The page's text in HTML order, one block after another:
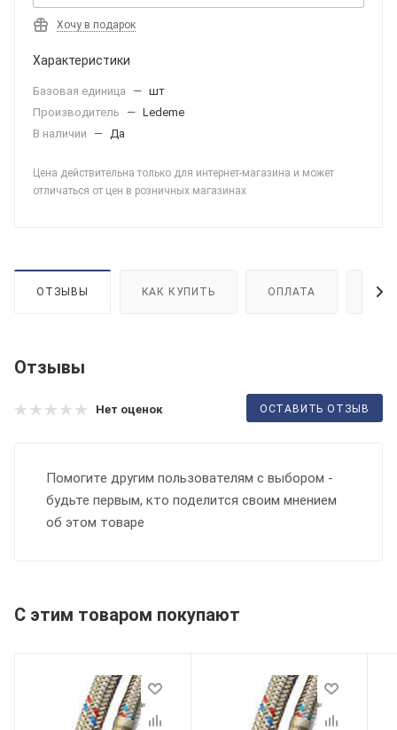
Хочу в подарок
Характеристики
Базовая единица — шт
Производитель
— Ledeme
В наличии
— Да
Цена действительна только для интернет-магазина и может
отличаться от цен в розничных магазинах
ОТЗЫВЫ КАК КУПИТЬ ОПЛАТА
Отзывы
Нет оценок ОСТАВИТЬ ОТЗЫВ
Помогите другим пользователям с выбором -
будьте первым, кто поделится своим мнением
об этом товаре
С этим товаром покупают